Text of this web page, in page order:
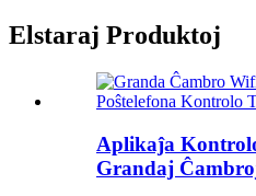
Elstaraj Produktoj
Aplikaĵa
Grandaj